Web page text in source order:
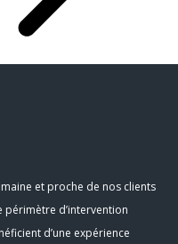
et proche de nos clients
périmètre d’intervention
d’une expérience